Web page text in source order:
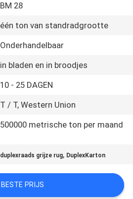
BM 28
één ton van standradgrootte
Onderhandelbaar
in bladen en in broodjes
10 - 25 DAGEN
T / T, Western Union
500000 metrische ton per maand
duplexraads grijze rug, DuplexKarton
BESTE PRIJS